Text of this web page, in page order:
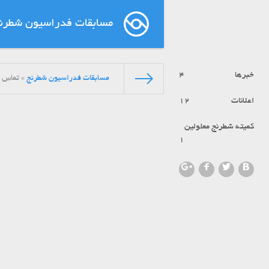
مسابقات فدراسیون
خبرها 4
اعلانات 12
کمیته شطرنج معلولین
1
مسابقات فدراسیون شطرنج » تماس